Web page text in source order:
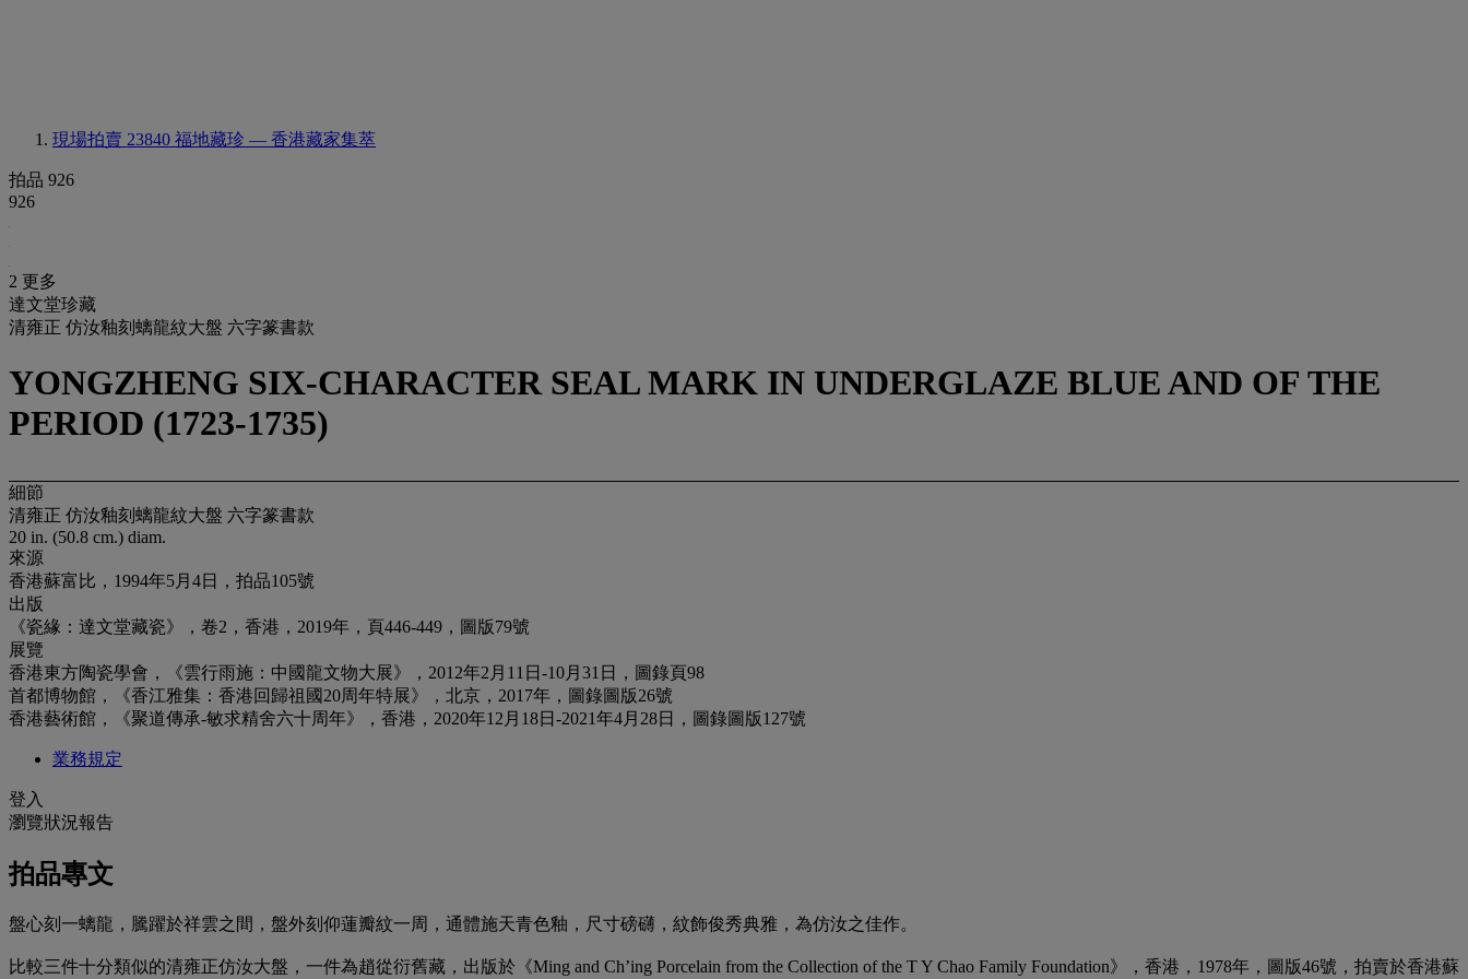
現場拍賣 23840 福地藏珍 — 香港藏家集萃
拍品 926
926
2 更多
達文堂珍藏
清雍正 仿汝釉刻螭龍紋大盤 六字篆書款
YONGZHENG SIX-CHARACTER SEAL MARK IN UNDERGLAZE BLUE AND OF THE
PERIOD (1723-1735)
細節
清雍正 仿汝釉刻螭龍紋大盤 六字篆書款
20 in. (50.8 cm.) diam.
來源
香港蘇富比，1994年5月4日，拍品105號
出版
《瓷緣：達文堂藏瓷》，卷2，香港，2019年，頁446-449，圖版79號
展覽
香港東方陶瓷學會，《雲行雨施：中國龍文物大展》，2012年2月11日-10月31日，圖錄頁98
首都博物館，《香江雅集：香港回歸祖國20周年特展》，北京，2017年，圖錄圖版26號
香港藝術館，《聚道傳承-敏求精舍六十周年》，香港，2020年12月18日-2021年4月28日，圖錄圖版127號
業務規定
登入
瀏覽狀況報告
拍品專文
盤心刻一螭龍，騰躍於祥雲之間，盤外刻仰蓮瓣紋一周，通體施天青色釉，尺寸磅礴，紋飾俊秀典雅，為仿汝之佳作。
比較三件十分類似的清雍正仿汝大盤，一件為趙從衍舊藏，出版於《Ming and Ch’ing Porcelain from the Collection of the T Y Chao Family Foundation》，香港，1978年，圖版46號，拍賣於香港蘇